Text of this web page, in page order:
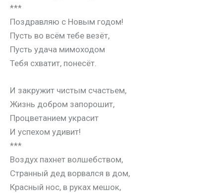
***
Поздравляю с Новым годом!
Пусть во всём тебе везёт,
Пусть удача мимоходом
Тебя схватит, понесёт.
И закружит чистым счастьем,
Жизнь добром запорошит,
Процветанием украсит
И успехом удивит!
***
Воздух пахнет волшебством,
Странный дед ворвался в дом,
Красный нос, в руках мешок,